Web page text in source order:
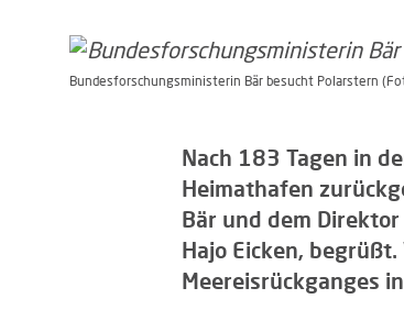
Bundesforschungsministerin Bär besucht Polarstern
Nach 183 Tagen in
Heimathafen
Bär und dem
Hajo Eicken,
Meereisrückganges